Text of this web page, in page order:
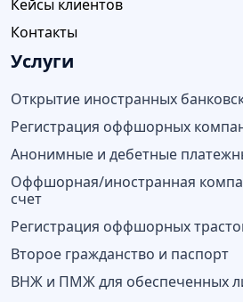
Кейсы клиентов
Контакты
Услуги
Открытие иностранных
Регистрация оффшорных
Анонимные и дебетные
Оффшорная/иностранная
счет
Регистрация оффшорных
Второе гражданство и паспорт
ВНЖ и ПМЖ для обеспеченных